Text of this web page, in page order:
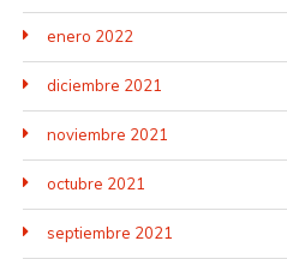
enero 2022
diciembre 2021
noviembre 2021
octubre 2021
septiembre 2021